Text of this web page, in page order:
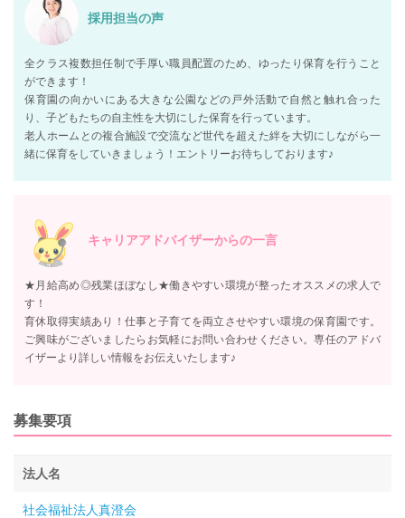
採用担当の声
全クラス複数担任制で手厚い職員配置のため、ゆったり保育を行うこと
ができます！
保育園の向かいにある大きな公園などの戸外活動で自然と触れ合った
り、子どもたちの自主性を大切にした保育を行っています。
老人ホームとの複合施設で交流など世代を超えた絆を大切にしながら一
緒に保育をしていきましょう！エントリーお待ちしております♪
キャリアアドバイザーからの一言
★月給高め◎残業ほぼなし★働きやすい環境が整ったオススメの求人で
す！
育休取得実績あり！仕事と子育てを両立させやすい環境の保育園です。
ご興味がございましたらお気軽にお問い合わせください。専任のアドバ
イザーより詳しい情報をお伝えいたします♪
募集要項
法人名
社会福祉法人真澄会